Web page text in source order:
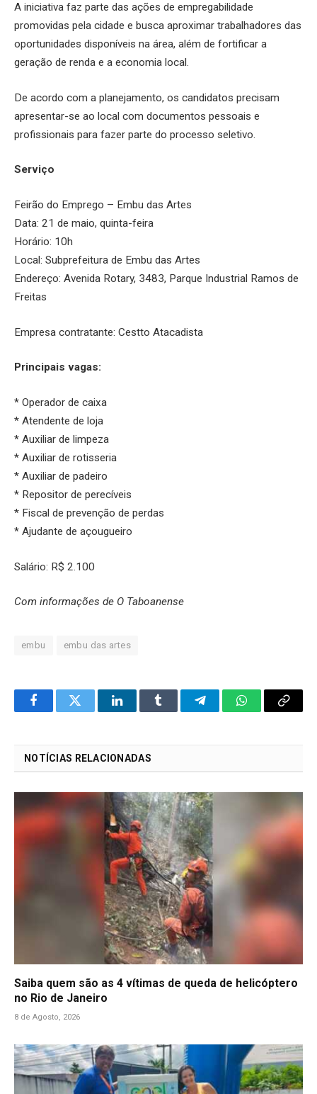
A iniciativa faz parte das ações de empregabilidade
promovidas pela cidade e busca aproximar trabalhadores das
oportunidades disponíveis na área, além de fortificar a
geração de renda e a economia local.
De acordo com a planejamento, os candidatos precisam
apresentar-se ao local com documentos pessoais e
profissionais para fazer parte do processo seletivo.
Serviço
Feirão do Emprego – Embu das Artes
Data: 21 de maio, quinta-feira
Horário: 10h
Local: Subprefeitura de Embu das Artes
Endereço: Avenida Rotary, 3483, Parque Industrial Ramos de
Freitas
Empresa contratante: Cestto Atacadista
Principais vagas:
* Operador de caixa
* Atendente de loja
* Auxiliar de limpeza
* Auxiliar de rotisseria
* Auxiliar de padeiro
* Repositor de perecíveis
* Fiscal de prevenção de perdas
* Ajudante de açougueiro
Salário: R$ 2.100
Com informações de O Taboanense
embu embu das artes
FacebookTwitter LinkedInTumblr TelegramWhatsApp
Copy
NOTÍCIAS RELACIONADAS
Saiba quem são as 4 vítimas de queda de helicóptero
no Rio de Janeiro
8 de Agosto, 2026